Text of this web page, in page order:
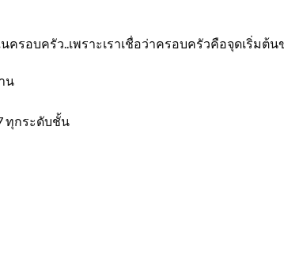
รอบครัว..เพราะเราเชื่อว่าครอบครัวคือจุดเริ่มต้น
น
ทุกระดับชั้น